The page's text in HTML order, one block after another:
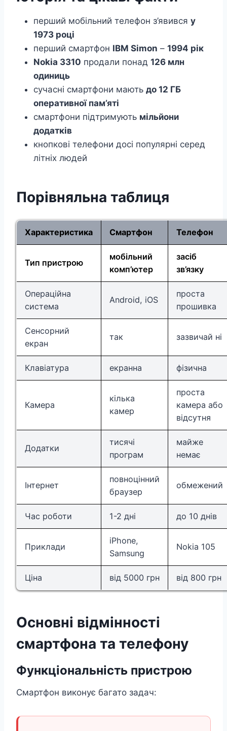
перший мобільний телефон з’явився у
1973 році
перший смартфон IBM Simon – 1994 рік
Nokia 3310 продали понад 126 млн
одиниць
сучасні смартфони мають до 12 ГБ
оперативної пам’яті
смартфони підтримують мільйони
додатків
кнопкові телефони досі популярні серед
літніх людей
Порівняльна таблиця
Характеристика Смартфон Телефон
Тип пристрою
мобільний
комп’ютер
засіб
зв’язку
Операційна
система
Android, iOS
проста
прошивка
Сенсорний
екран
так зазвичай ні
Клавіатура екранна фізична
Камера
кілька
камер
проста
камера або
відсутня
Додатки
тисячі
програм
майже
немає
Інтернет
повноцінний
браузер
обмежений
Час роботи 1-2 дні до 10 днів
Приклади
iPhone,
Samsung
Nokia 105
Ціна від 5000 грн від 800 грн
Основні відмінності
смартфона та телефону
Функціональність пристрою
Смартфон виконує багато задач: